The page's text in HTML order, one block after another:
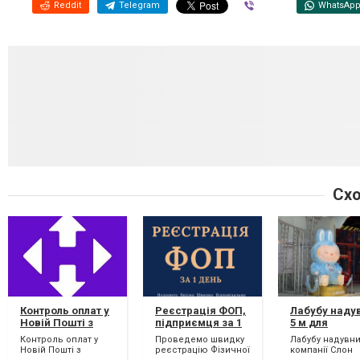
Reddit Telegram WhatsApp
Контроль оплат у
Новій Пошті з
NovaPay
Контроль оплат у
Новій Пошті з
Реєстрація ФОП,
підприємця за 1
день
Проведемо швидку
реєстрацію Фізичної
Лабубу
5 м для
створення
компанії та
Лабубу
компанії Слон